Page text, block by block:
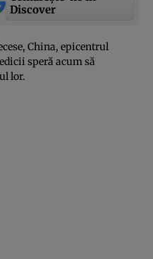
Discover
China, epicentrul
speră acum să
lor.